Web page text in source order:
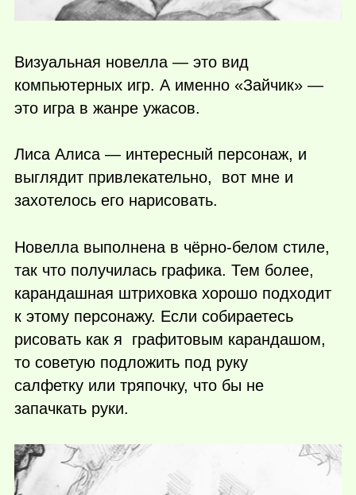
Визуальная новелла — это вид
компьютерных игр. А именно «Зайчик» —
это игра в жанре ужасов.
Лиса Алиса — интересный персонаж, и
выглядит привлекательно, вот мне и
захотелось его нарисовать.
Новелла выполнена в чёрно-белом стиле,
так что получилась графика. Тем более,
карандашная штриховка хорошо подходит
к этому персонажу. Если собираетесь
рисовать как я графитовым карандашом,
то советую подложить под руку
салфетку или тряпочку, что бы не
запачкать руки.